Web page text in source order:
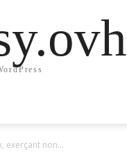
exerçant non...